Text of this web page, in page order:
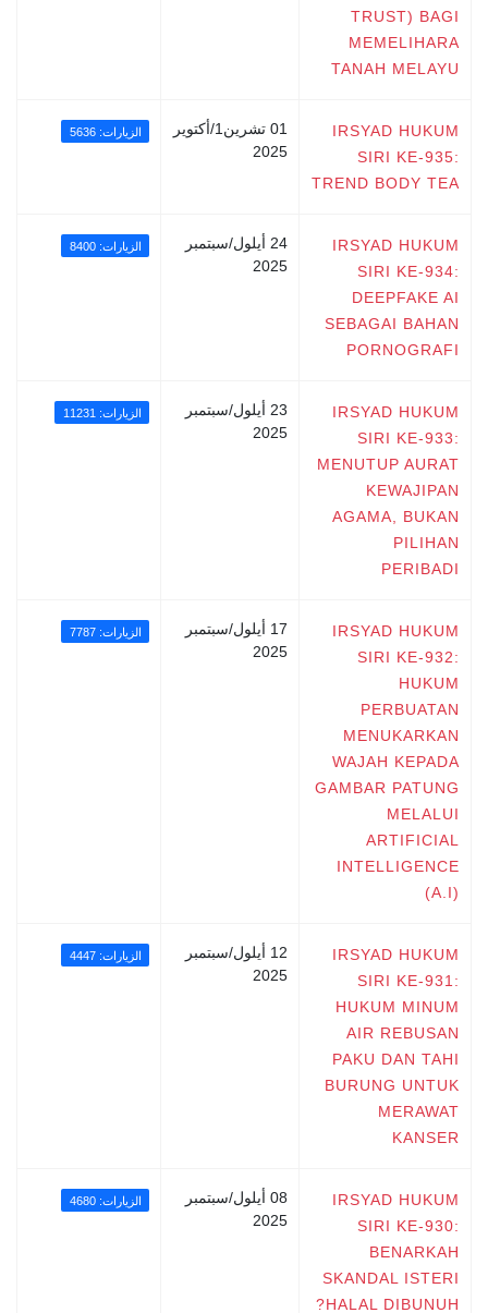
TRUST) BAGI
MEMELIHARA
TANAH MELAYU
IRSYAD HUKUM
SIRI KE-935:
TREND BODY TEA
01 تشرين1/أكتوير
2025
الزيارات: 5636
IRSYAD HUKUM
SIRI KE-934:
DEEPFAKE AI
SEBAGAI BAHAN
PORNOGRAFI
24 أيلول/سبتمبر
2025
الزيارات: 8400
IRSYAD HUKUM
SIRI KE-933:
MENUTUP AURAT
KEWAJIPAN
AGAMA, BUKAN
PILIHAN
PERIBADI
23 أيلول/سبتمبر
2025
الزيارات: 11231
IRSYAD HUKUM
SIRI KE-932:
HUKUM
PERBUATAN
MENUKARKAN
WAJAH KEPADA
GAMBAR PATUNG
MELALUI
ARTIFICIAL
INTELLIGENCE
(A.I)
17 أيلول/سبتمبر
2025
الزيارات: 7787
IRSYAD HUKUM
SIRI KE-931:
HUKUM MINUM
AIR REBUSAN
PAKU DAN TAHI
BURUNG UNTUK
MERAWAT
KANSER
12 أيلول/سبتمبر
2025
الزيارات: 4447
IRSYAD HUKUM
SIRI KE-930:
BENARKAH
SKANDAL ISTERI
HALAL DIBUNUH?
08 أيلول/سبتمبر
2025
الزيارات: 4680